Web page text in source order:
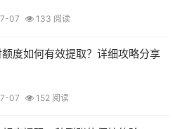
07 133 阅读
度如何有效提取？详细攻略分享
07 152 阅读